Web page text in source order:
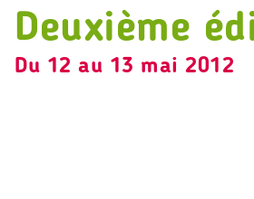
Deuxième
Du 12 au 13 mai 2012